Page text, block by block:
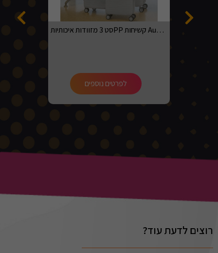
סט 3 מזוודות איכותיותPP קשיחות Australian adventurer בגדלים 20, 24, 28 בצבע אפור בהיר
לפרטים נוספים
רוצים לדעת עוד?